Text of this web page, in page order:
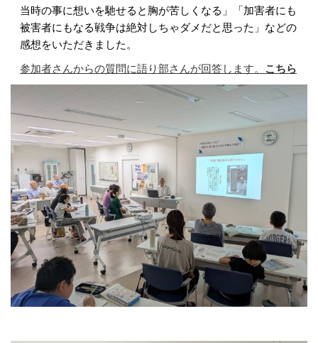
当時の事に想いを馳せると胸が苦しくなる」「加害者にも
被害者にもなる戦争は絶対しちゃダメだと思った」などの
感想をいただきました。
参加者さんからの質問に語り部さんが回答します。 こちら